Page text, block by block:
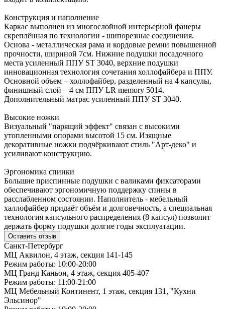
Конструкция и наполнение
Каркас выполнен из многослойной интерьерной фанеры
скреплённая по технологии - шипорезные соединения.
Основа - металлическая рама и кордовые ремни повышенной
прочности, шириной 7см. Нижние подушки посадочного
места усиленный ППУ ST 3040, верхние подушки
инновационная технология сочетания холлофайбера и ППУ.
Основной объем – холлофайбер, разделенный на 4 капсулы,
финишный слой – 4 см ППУ LR memory 5014.
Дополнительный матрас усиленный ППУ ST 3040.
Высокие ножки
Визуальный "парящий эффект" связан с высокими
утопленными опорами высотой 15 см. Изящные
декоративные ножки подчёркивают стиль "Арт-деко" и
усиливают конструкцию.
Эргономика спинки
Большие приспинные подушки с валиками фиксаторами
обеспечивают эргономичную поддержку спины в
расслабленном состоянии. Наполнитель - мебельный
халлофайбер придаёт объём и долговечность, а специальная
технология капсульного распределения (8 капсул) позволит
держать форму подушки долгие годы эксплуатации.
Оставить отзыв
Санкт-Петербург
МЦ Аквилон, 4 этаж, секция 141-145
Режим работы: 10:00-20:00
МЦ Гранд Каньон, 4 этаж, секция 405-407
Режим работы: 11:00-21:00
МЦ Мебельный Континент, 1 этаж, секция 131, "Кухни
Эльсинор"